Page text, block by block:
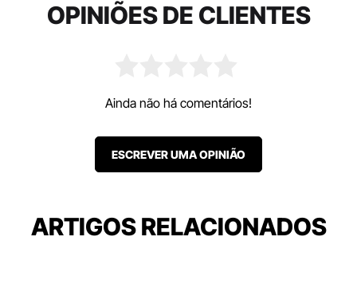
OPINIÕES DE CLIENTES
Ainda não há comentários!
ESCREVER UMA OPINIÃO
ARTIGOS RELACIONADOS